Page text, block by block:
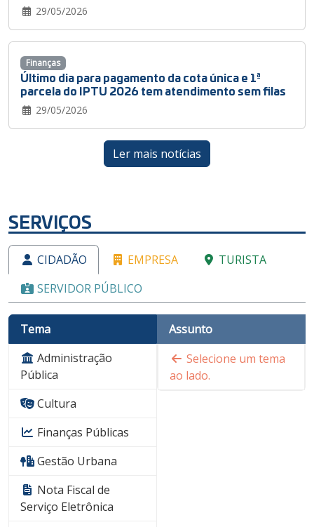
29/05/2026
Último dia para pagamento da cota única e 1ª
parcela do IPTU 2026 tem atendimento sem filas
29/05/2026
Finanças
Ler mais notícias
SERVIÇOS
CIDADÃO EMPRESA
TURISTA
SERVIDOR PÚBLICO
Tema
Administração
Pública
Cultura
Finanças Públicas
Gestão Urbana
Nota Fiscal de
Serviço Eletrônica
Assunto
Selecione um tema
ao lado.